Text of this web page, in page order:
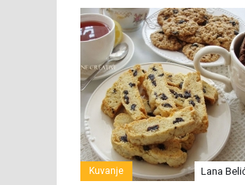
Kuvanje Lana